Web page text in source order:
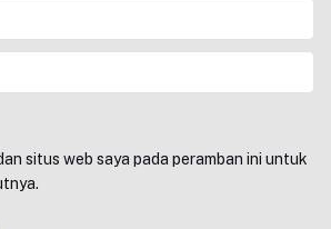
situs web saya pada peramban ini untuk